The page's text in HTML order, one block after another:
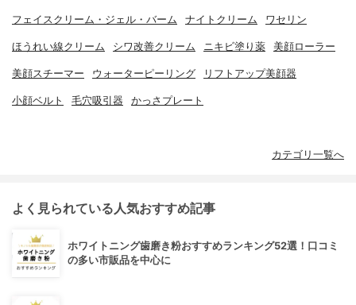
フェイスクリーム・ジェル・バーム ナイトクリーム ワセリン
ほうれい線クリーム シワ改善クリーム ニキビ塗り薬 美顔ローラー
美顔スチーマー ウォーターピーリング リフトアップ美顔器
小顔ベルト 毛穴吸引器 かっさプレート
カテゴリ一覧へ
よく見られている人気おすすめ記事
ホワイトニング歯磨き粉おすすめランキング52選！口コミ
の多い市販品を中心に